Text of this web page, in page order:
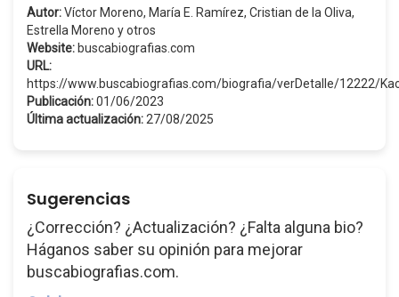
Autor:Víctor Moreno, María E. Ramírez, Cristian de la Oliva,
Estrella Moreno y otros
Website: buscabiografias.com
URL:
https://www.buscabiografias.com/biografia/verDetalle/12222/
Publicación:01/06/2023
Última actualización: 27/08/2025
Sugerencias
¿Corrección? ¿Actualización? ¿Falta alguna bio?
Háganos saber su opinión para mejorar
buscabiografias.com.